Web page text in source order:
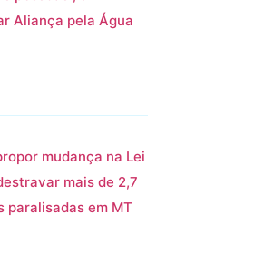
Aliança pela Água
mudança na Lei
mais de 2,7
paralisadas em MT